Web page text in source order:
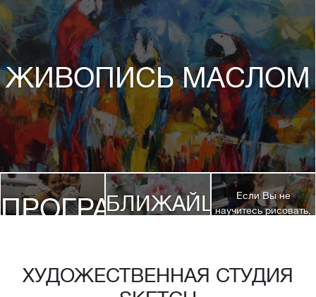
ЖИВОПИСЬ МАСЛОМ
ПРОГРАММЫ
БЛИЖАЙШИЕЕсли Вы не
научитесь рисовать,
стоимость обучения!*
ХУДОЖЕСТВЕННАЯ СТУДИЯ